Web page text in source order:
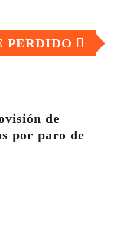
PERDIDO
de
por paro de